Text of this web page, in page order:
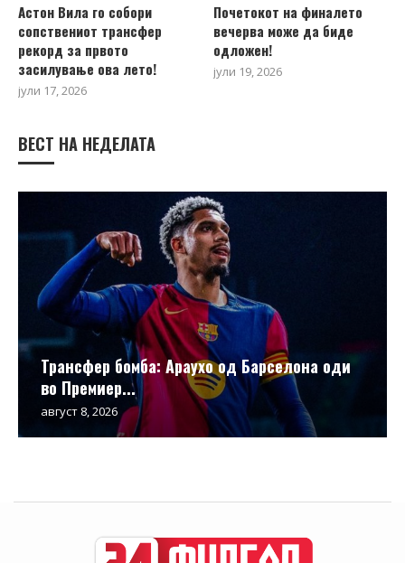
Астон Вила го собори
сопствениот трансфер
рекорд за првото
засилување ова лето!
јули 17, 2026
Почетокот на финалето
вечерва може да биде
одложен!
јули 19, 2026
ВЕСТ НА НЕДЕЛАТА
Трансфер бомба: Араухо од Барселона оди
во Премиер...
август 8, 2026